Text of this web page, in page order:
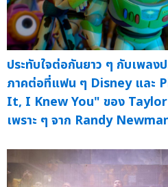
ประทับใจต่อกันยาว ๆ กับเพล
ภาคต่อที่แฟน ๆ Disney และ
It, I Knew You" ของ
เพราะ ๆ จาก Randy